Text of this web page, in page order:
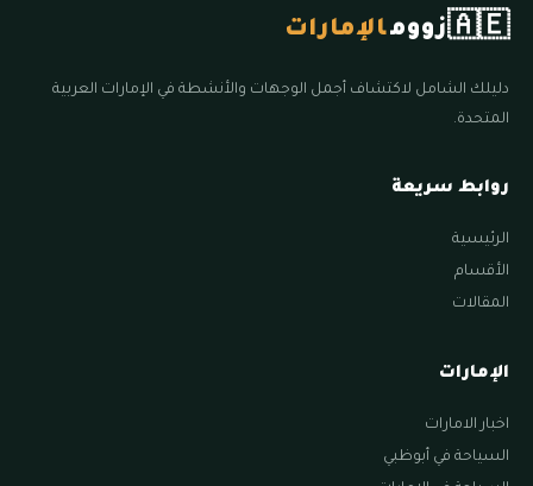
🇦🇪زوومالإمارات
دليلك الشامل لاكتشاف أجمل الوجهات والأنشطة في الإمارات العربية
المتحدة.
روابط سريعة
الرئيسية
الأقسام
المقالات
الإمارات
اخبار الامارات
السياحة في أبوظبي